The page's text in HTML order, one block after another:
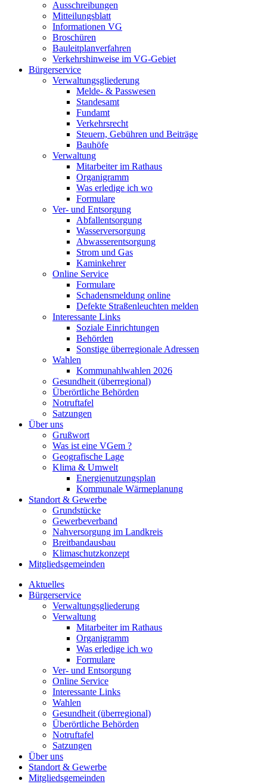
Ausschreibungen
Mitteilungsblatt
Informationen VG
Broschüren
Bauleitplanverfahren
Verkehrshinweise im VG-Gebiet
Bürgerservice
Verwaltungsgliederung
Melde- & Passwesen
Standesamt
Fundamt
Verkehrsrecht
Steuern, Gebühren und Beiträge
Bauhöfe
Verwaltung
Mitarbeiter im Rathaus
Organigramm
Was erledige ich wo
Formulare
Ver- und Entsorgung
Abfallentsorgung
Wasserversorgung
Abwasserentsorgung
Strom und Gas
Kaminkehrer
Online Service
Formulare
Schadensmeldung online
Defekte Straßenleuchten melden
Interessante Links
Soziale Einrichtungen
Behörden
Sonstige überregionale Adressen
Wahlen
Kommunahlwahlen 2026
Gesundheit (überregional)
Überörtliche Behörden
Notruftafel
Satzungen
Über uns
Grußwort
Was ist eine VGem ?
Geografische Lage
Klima & Umwelt
Energienutzungsplan
Kommunale Wärmeplanung
Standort & Gewerbe
Grundstücke
Gewerbeverband
Nahversorgung im Landkreis
Breitbandausbau
Klimaschutzkonzept
Mitgliedsgemeinden
Aktuelles
Bürgerservice
Verwaltungsgliederung
Verwaltung
Mitarbeiter im Rathaus
Organigramm
Was erledige ich wo
Formulare
Ver- und Entsorgung
Online Service
Interessante Links
Wahlen
Gesundheit (überregional)
Überörtliche Behörden
Notruftafel
Satzungen
Über uns
Standort & Gewerbe
Mitgliedsgemeinden